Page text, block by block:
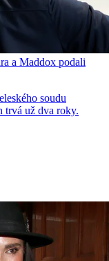
a Maddox podali
soudu
trvá už dva roky.